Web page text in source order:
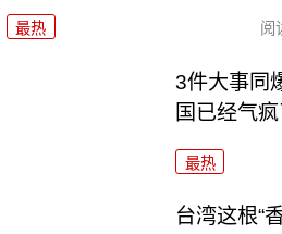
最热 阅
3件大事同
国已经气疯
最热
台湾这根“